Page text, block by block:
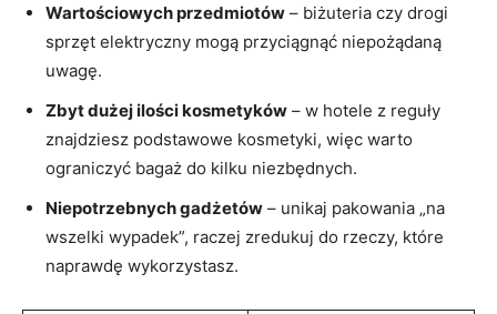
Wartościowych przedmiotów – biżuteria czy drogi
sprzęt elektryczny ‌mogą przyciągnąć niepożądaną
uwagę.
Zbyt dużej ilości kosmetyków – w⁢ hotele ‍z⁤ reguły
znajdziesz podstawowe ​kosmetyki, więc warto
ograniczyć bagaż do kilku niezbędnych.
Niepotrzebnych gadżetów – unikaj pakowania „na⁤
wszelki wypadek”, raczej ​zredukuj do rzeczy, które
naprawdę wykorzystasz.